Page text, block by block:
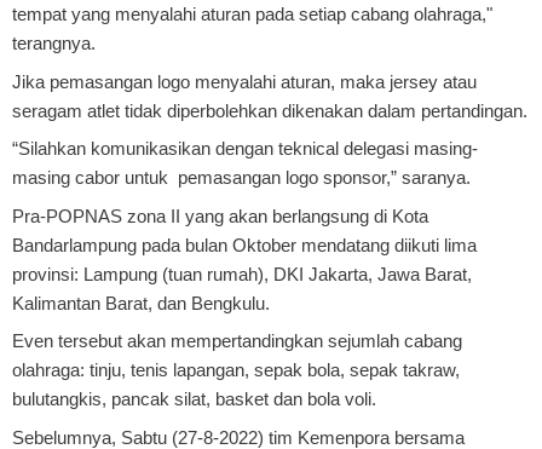
tempat yang menyalahi aturan pada setiap cabang olahraga,"
terangnya.
Jika pemasangan logo menyalahi aturan, maka jersey atau
seragam atlet tidak diperbolehkan dikenakan dalam pertandingan.
“Silahkan komunikasikan dengan teknical delegasi masing-
masing cabor untuk pemasangan logo sponsor,” saranya.
Pra-POPNAS zona II yang akan berlangsung di Kota
Bandarlampung pada bulan Oktober mendatang diikuti lima
provinsi: Lampung (tuan rumah), DKI Jakarta, Jawa Barat,
Kalimantan Barat, dan Bengkulu.
Even tersebut akan mempertandingkan sejumlah cabang
olahraga: tinju, tenis lapangan, sepak bola, sepak takraw,
bulutangkis, pancak silat, basket dan bola voli.
Sebelumnya, Sabtu (27-8-2022) tim Kemenpora bersama